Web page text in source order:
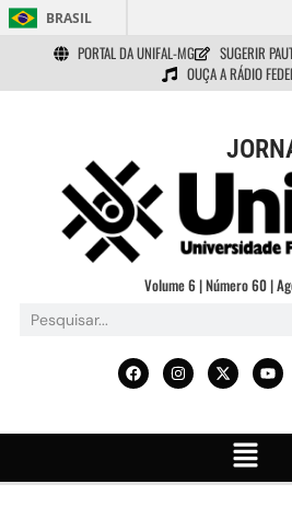
BRASIL
PORTAL DA UNIFAL-MG SUGERIR
OUÇA A RÁDIO
Volume 6 | Número 60 |